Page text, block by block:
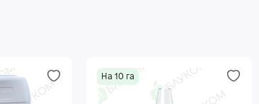
На 10 га